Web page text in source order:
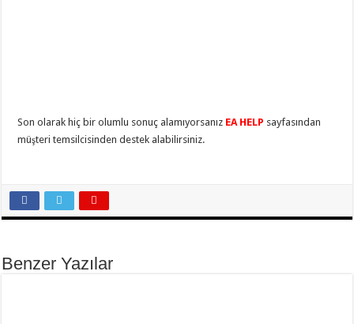
Son olarak hiç bir olumlu sonuç alamıyorsanız EA HELP sayfasından
müşteri temsilcisinden destek alabilirsiniz.
Benzer Yazılar